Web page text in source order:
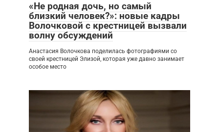
«Не родная дочь, но самый
близкий человек?»: новые кадры
Волочковой с крестницей вызвали
волну обсуждений
Анастасия Волочкова поделилась фотографиями со
своей крестницей Элизой, которая уже давно занимает
особое место